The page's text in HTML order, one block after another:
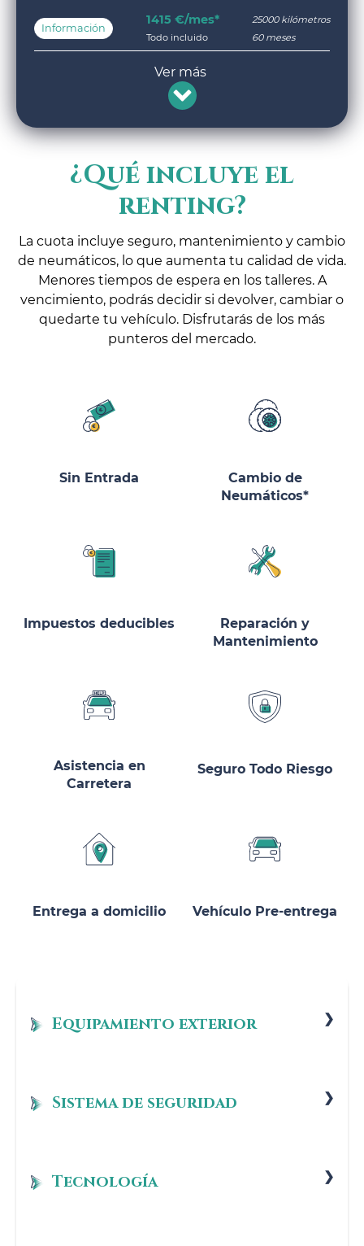
Información
1415 €/mes*
Todo incluido
25000 kilómetros
60 meses
¿Qué incluye el
renting?
La cuota incluye seguro, mantenimiento y cambio
de neumáticos, lo que aumenta tu calidad de vida.
Menores tiempos de espera en los talleres. A
vencimiento, podrás decidir si devolver, cambiar o
quedarte tu vehículo. Disfrutarás de los más
punteros del mercado.
Sin Entrada
Cambio de
Neumáticos*
Impuestos deducibles
Reparación y
Mantenimiento
Asistencia en
Carretera
Seguro Todo Riesgo
Entrega a domicilio Vehículo Pre-entrega
Equipamiento exterior
Paquete retrovisores exteriores ampliado
Sistema de seguridad
Parking Assistant
Tecnología